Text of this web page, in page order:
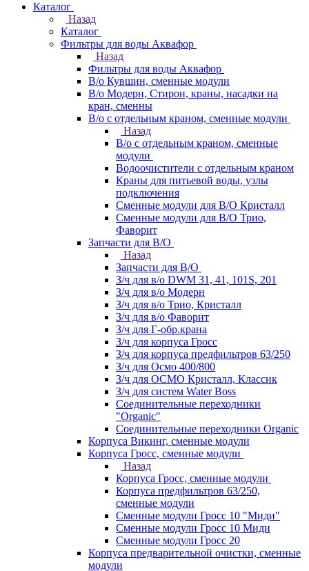
Каталог
Назад
Каталог
Фильтры для воды Аквафор
Назад
Фильтры для воды Аквафор
В/о Кувшин, сменные модули
В/о Модерн, Стирон, краны, насадки на
кран, сменны
В/о с отдельным краном, сменные модули
Назад
В/о с отдельным краном, сменные
модули
Водоочистители с отдельным краном
Краны для питьевой воды, узлы
подключения
Сменные модули для В/О Кристалл
Сменные модули для В/О Трио,
Фаворит
Запчасти для В/О
Назад
Запчасти для В/О
З/ч для в/о DWM 31, 41, 101S, 201
З/ч для в/о Модерн
З/ч для в/о Трио, Кристалл
З/ч для в/о Фаворит
З/ч для Г-обр.крана
З/ч для корпуса Гросс
З/ч для корпуса предфильтров 63/250
З/ч для Осмо 400/800
З/ч для ОСМО Кристалл, Классик
З/ч для систем Water Boss
Соединительные переходники
"Organic"
Соединительные переходники Organic
Корпуса Викинг, сменные модули
Корпуса Гросс, сменные модули
Назад
Корпуса Гросс, сменные модули
Корпуса предфильтров 63/250,
сменные модули
Сменные модули Гросс 10 "Миди"
Сменные модули Гросс 10 Миди
Сменные модули Гросс 20
Корпуса предварительной очистки, сменные
модули